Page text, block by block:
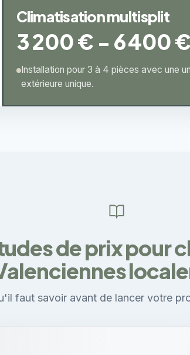
Climatisation multisplit
3 200 € - 6 400 €
Installation pour 3 à 4 pièces avec une
extérieure unique.
de prix pour
faut savoir avant de lancer votre